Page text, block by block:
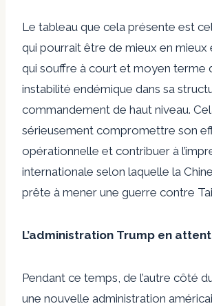
Le tableau que cela présente est
qui pourrait être de mieux en mieux
qui souffre à court et moyen terme
instabilité endémique dans sa
commandement de haut niveau.
sérieusement compromettre son
opérationnelle et contribuer à
internationale selon laquelle la Chine
prête à mener une guerre contre
L’administration Trump en
Pendant ce temps, de l’autre côté
une nouvelle administration